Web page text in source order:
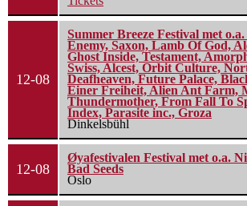
12-08
Summer Breeze Festival met
Enemy, Saxon, Lamb Of God,
Ghost Inside, Testament,
Swiss, Alcest, Orbit Culture,
Deafheaven, Future Palace,
Einer Freiheit, Alien Ant Farm,
Thundermother, From Fall To
Index, Parasite inc., Groza
Dinkelsbühl
12-08
Øyafestivalen Festival met o.a.
Bad Seeds
Oslo